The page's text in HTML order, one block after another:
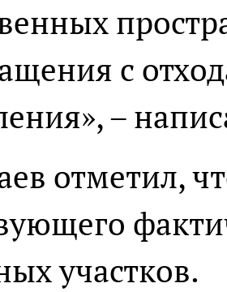
с
–
отметил,
участков.